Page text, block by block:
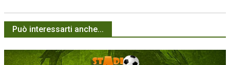
Può interessarti anche...